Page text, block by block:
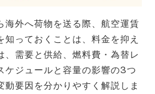
海外へ荷物を送る際、航空運賃
知っておくことは、料金を抑え
、需要と供給、燃料費・為替レ
ケジュールと容量の影響の3つ
動要因を分かりやすく解説しま